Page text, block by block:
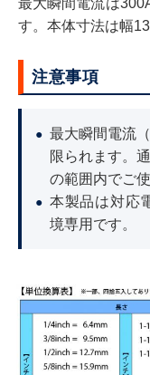
最大瞬間電流は
す。本体寸法は幅
注意事項
● 最大瞬間電流
限られます。
の範囲内でご
● 本製品は対応
境専用です。